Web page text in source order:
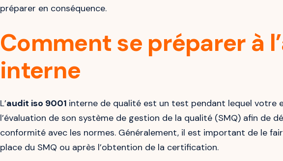
préparer en conséquence.
Comment se préparer à
interne
L’audit iso 9001 interne de qualité est un test pendant lequel votre
l’évaluation de son système de gestion de la qualité (SMQ) afin de
conformité avec les normes. Généralement, il est important de le
place du SMQ ou après l’obtention de la certification.